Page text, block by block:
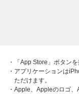
・「App Store」ボタン
・アプリケーションは
ただけます。
・Apple、Appleのロゴ